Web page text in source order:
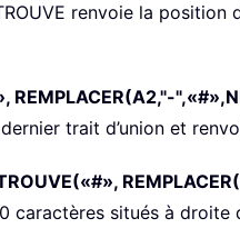
renvoie la position
REMPLACER(A2,"-
trait d’union et
caractères situés à